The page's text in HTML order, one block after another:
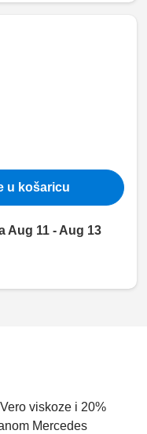
u košaricu
Aug 11 - Aug 13
viskoze i 20%
Mercedes